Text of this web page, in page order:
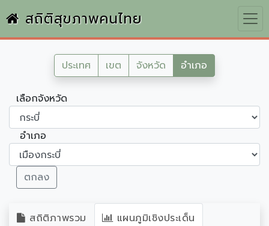
สถิติสุขภาพคนไทย
ประเทศ เขต จังหวัด อำเภอ
เลือกจังหวัด
อำเภอ
ตกลง
สถิติภาพรวม แผนภูมิเชิงประเด็น